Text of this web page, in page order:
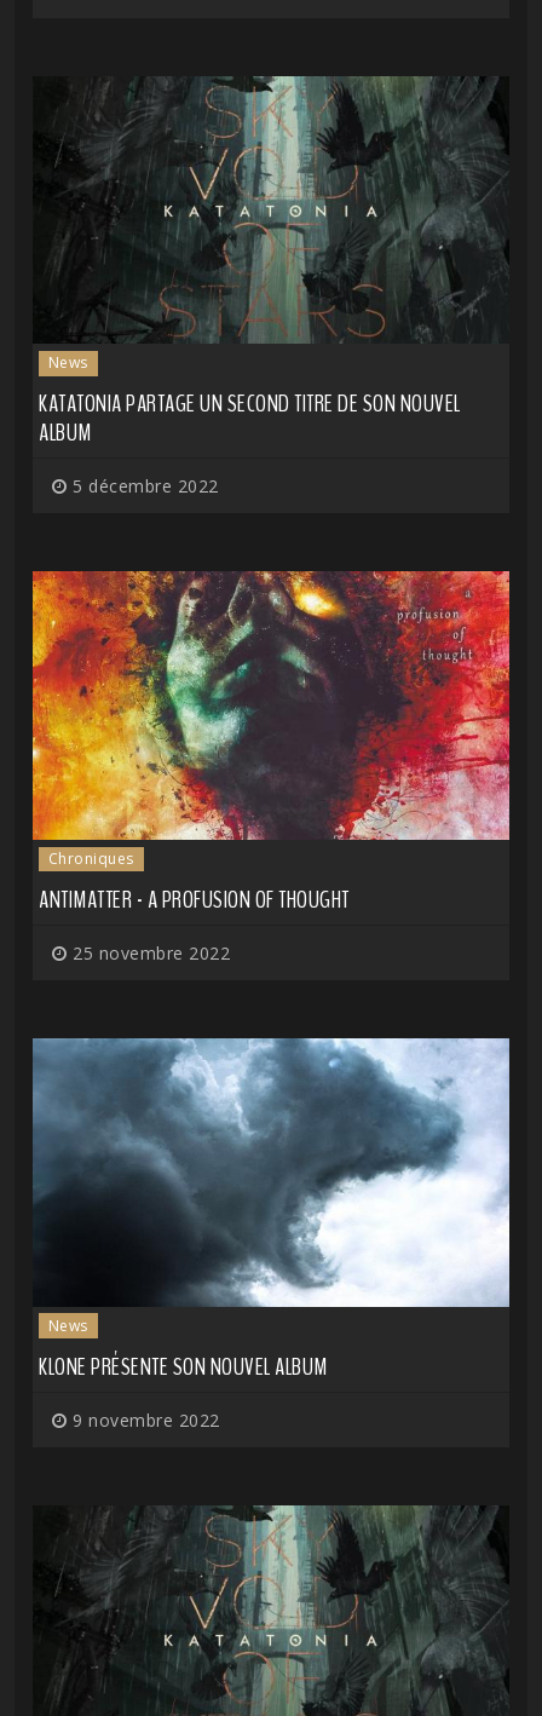
News
KATATONIA PARTAGE UN SECOND TITRE DE SON NOUVEL
ALBUM
5 décembre 2022
Chroniques
ANTIMATTER - A PROFUSION OF THOUGHT
25 novembre 2022
News
KLONE PRÉSENTE SON NOUVEL ALBUM
9 novembre 2022